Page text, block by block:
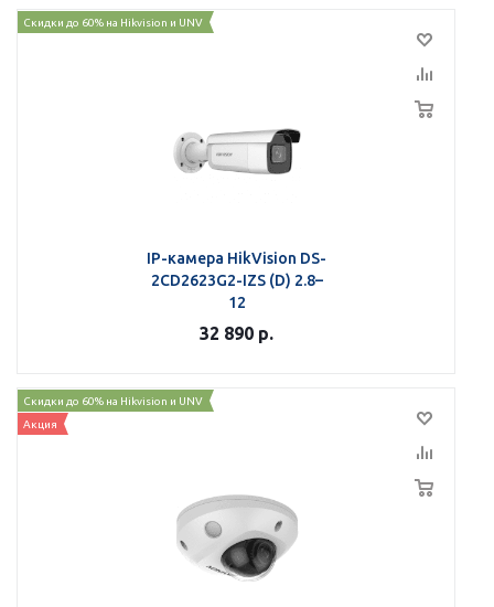
Скидки до 60% на Hikvision и UNV
IP-камера HikVision DS-
2CD2623G2-IZS (D) 2.8–
12
32 890 р.
Скидки до 60% на Hikvision и UNV
Акция